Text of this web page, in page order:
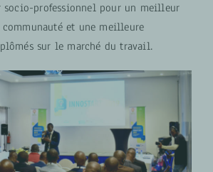
socio-professionnel pour un meilleur
et une meilleure
sur le marché du travail.